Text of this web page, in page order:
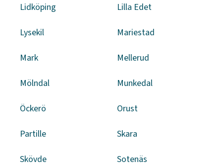
Lidköping Lilla Edet
Lysekil Mariestad
Mark Mellerud
Mölndal Munkedal
Öckerö Orust
Partille Skara
Skövde Sotenäs